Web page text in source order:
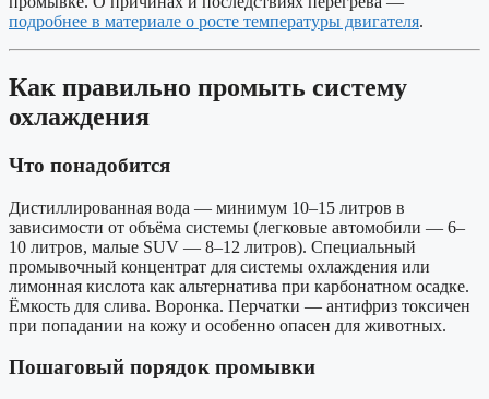
подробнее в материале о росте температуры двигателя.
Как правильно промыть систему
охлаждения
Что понадобится
Дистиллированная вода — минимум 10–15 литров в
зависимости от объёма системы (легковые автомобили — 6–
10 литров, малые SUV — 8–12 литров). Специальный
промывочный концентрат для системы охлаждения или
лимонная кислота как альтернатива при карбонатном осадке.
Ёмкость для слива. Воронка. Перчатки — антифриз токсичен
при попадании на кожу и особенно опасен для животных.
Пошаговый порядок промывки